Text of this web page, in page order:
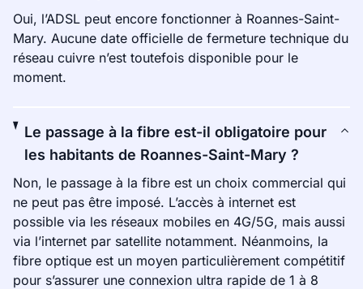
Oui, l’ADSL peut encore fonctionner à Roannes-Saint-
Mary. Aucune date officielle de fermeture technique du
réseau cuivre n’est toutefois disponible pour le
moment.
Le passage à la fibre est-il obligatoire pour
les habitants de Roannes-Saint-Mary ?
Non, le passage à la fibre est un choix commercial qui
ne peut pas être imposé. L’accès à internet est
possible via les réseaux mobiles en 4G/5G, mais aussi
via l’internet par satellite notamment. Néanmoins, la
fibre optique est un moyen particulièrement compétitif
pour s’assurer une connexion ultra rapide de 1 à 8